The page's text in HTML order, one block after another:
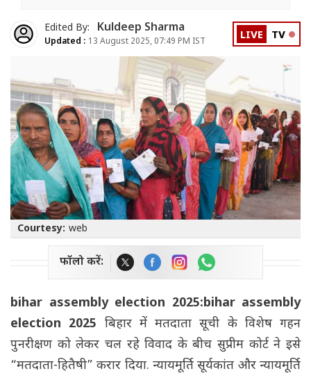
Edited By: Kuldeep Sharma
Updated : 13 August 2025, 07:49 PM IST LIVE TV
Courtesy: web
फॉलो करें:
bihar assembly election 2025:bihar assembly
election 2025 बिहार में मतदाता सूची के विशेष गहन
पुनरीक्षण को लेकर चल रहे विवाद के बीच सुप्रीम कोर्ट ने इसे
“मतदाता-हितैषी” करार दिया. न्यायमूर्ति सूर्यकांत और न्यायमूर्ति